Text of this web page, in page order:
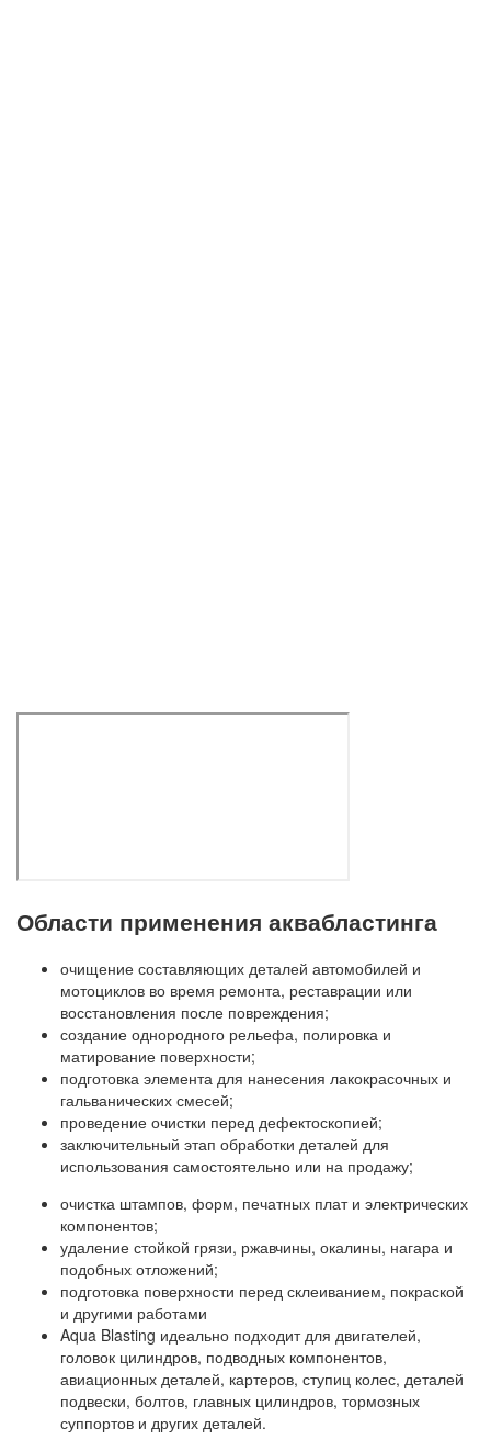
Области применения аквабластинга
очищение составляющих деталей автомобилей и
мотоциклов во время ремонта, реставрации или
восстановления после повреждения;
создание однородного рельефа, полировка и
матирование поверхности;
подготовка элемента для нанесения лакокрасочных и
гальванических смесей;
проведение очистки перед дефектоскопией;
заключительный этап обработки деталей для
использования самостоятельно или на продажу;
очистка штампов, форм, печатных плат и электрических
компонентов;
удаление стойкой грязи, ржавчины, окалины, нагара и
подобных отложений;
подготовка поверхности перед склеиванием, покраской
и другими работами
Aqua Blasting идеально подходит для двигателей,
головок цилиндров, подводных компонентов,
авиационных деталей, картеров, ступиц колес, деталей
подвески, болтов, главных цилиндров, тормозных
суппортов и других деталей.